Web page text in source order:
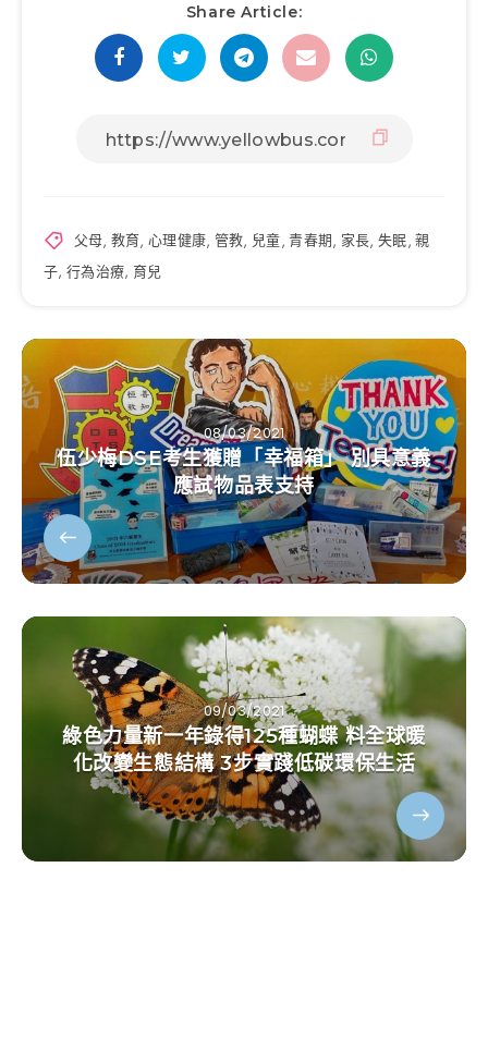
Share Article:
父母, 教育,心理健康, 管教, 兒童,青春期, 家長,失眠,親
子, 行為治療, 育兒
08/03/2021
伍少梅DSE考生獲贈「幸福箱」 別具意義
應試物品表支持
09/03/2021
綠色力量新一年錄得125種蝴蝶 料全球暖
化改變生態結構 3步實踐低碳環保生活